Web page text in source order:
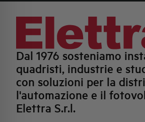
Dal 1976 sosteniamo
quadristi, industrie e
con soluzioni per la
l'automazione e il
Elettra S.r.l.